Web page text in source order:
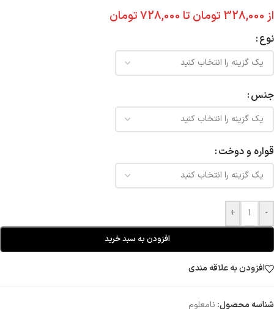
از 328,000 تومان تا 728,000تومان
نوع
جنس
قواره و دوخت
-
+
افزودن به سبد خرید
افزودن به علاقه مندی
شناسه محصول: نامعلوم